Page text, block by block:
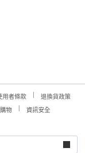
用者條款
退換貨政策
物
資訊安全